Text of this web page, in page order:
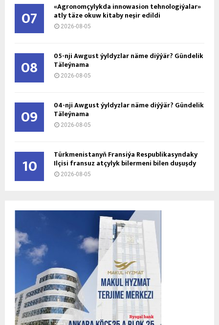
07 «Agronomçylykda innowasion tehnologiýalar»
atly täze okuw kitaby neşir edildi
2026-08-05
08 05-nji Awgust ýyldyzlar näme diýýär? Gündelik
Täleýnama
2026-08-05
09 04-nji Awgust ýyldyzlar näme diýýär? Gündelik
Täleýnama
2026-08-05
10 Türkmenistanyň Fransiýa Respublikasyndaky
Ilçisi fransuz atçylyk bilermeni bilen duşuşdy
2026-08-05